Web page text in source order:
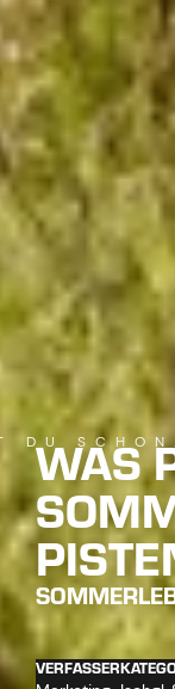
N IN DER
ARENA
VON ALMEN BIS BIKE-
Die Silvretta Arena
Ischgl/Samnaun
eine der
Skidestinationen,
Sommer zeigt sie
neue Seite.
Natur auf den
weiden Kühe auf
und die
sich der Pflege und
Instandhaltung des
Skigebiets. Doch
geschieht, wenn
schmilzt und der
Einzug hält? Die
Arena wird zu